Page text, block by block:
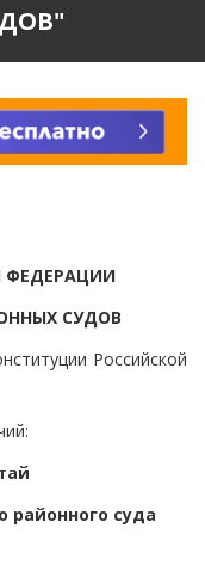
ФЕДЕРАЦИИ
СУДОВ
Российской
районного суда